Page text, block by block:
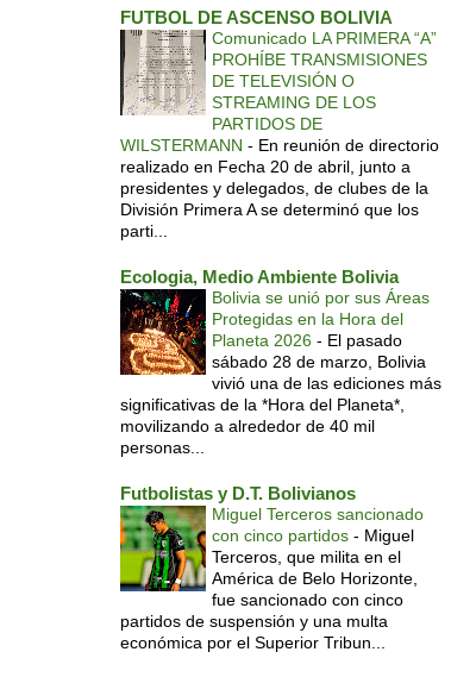
FUTBOL DE ASCENSO BOLIVIA
Comunicado LA PRIMERA “A”
PROHÍBE TRANSMISIONES
DE TELEVISIÓN O
STREAMING DE LOS
PARTIDOS DE
WILSTERMANN - En reunión de directorio
realizado en Fecha 20 de abril, junto a
presidentes y delegados, de clubes de la
División Primera A se determinó que los
parti...
Ecologia, Medio Ambiente Bolivia
Bolivia se unió por sus Áreas
Protegidas en la Hora del
Planeta 2026 - El pasado
sábado 28 de marzo, Bolivia
vivió una de las ediciones más
significativas de la *Hora del Planeta*,
movilizando a alrededor de 40 mil
personas...
Futbolistas y D.T. Bolivianos
Miguel Terceros sancionado
con cinco partidos - Miguel
Terceros, que milita en el
América de Belo Horizonte,
fue sancionado con cinco
partidos de suspensión y una multa
económica por el Superior Tribun...